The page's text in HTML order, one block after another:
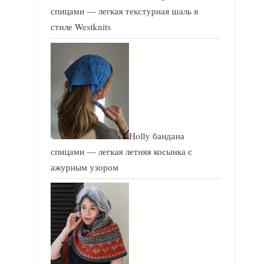
спицами — легкая текстурная шаль в
стиле Westknits
Holly бандана
спицами — легкая летняя косынка с
ажурным узором